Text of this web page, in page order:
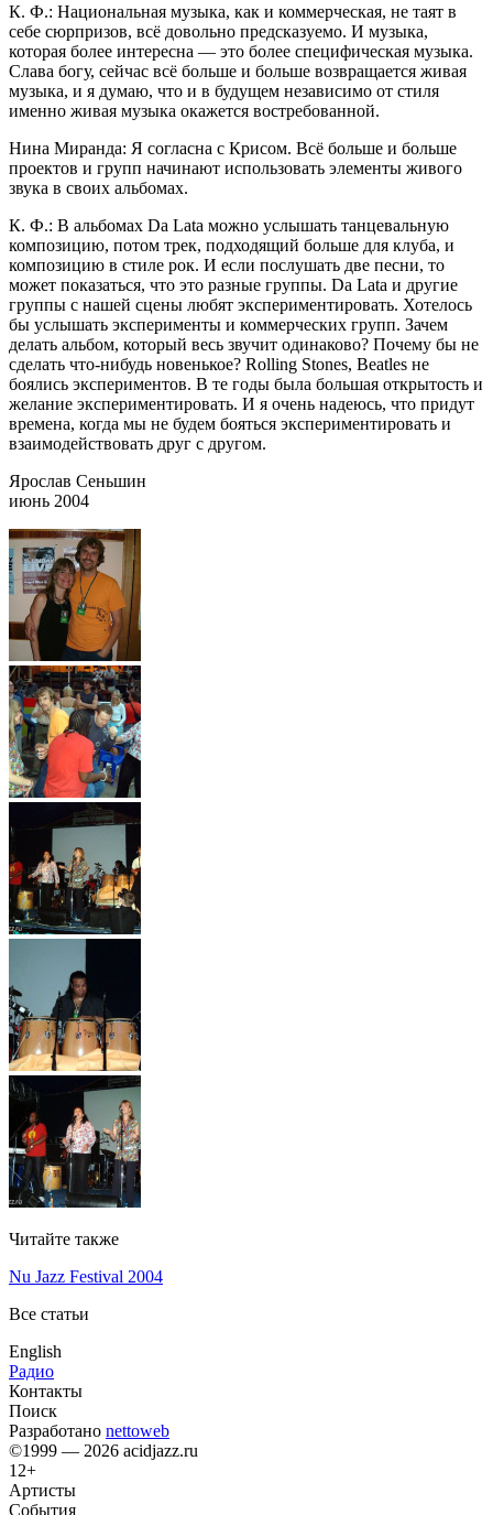
К. Ф.: Национальная музыка, как и коммерческая, не таят в
себе сюрпризов, всё довольно предсказуемо. И музыка,
которая более интересна — это более специфическая музыка.
Слава богу, сейчас всё больше и больше возвращается живая
музыка, и я думаю, что и в будущем независимо от стиля
именно живая музыка окажется востребованной.
Нина Миранда: Я согласна с Крисом. Всё больше и больше
проектов и групп начинают использовать элементы живого
звука в своих альбомах.
К. Ф.: В альбомах Da Lata можно услышать танцевальную
композицию, потом трек, подходящий больше для клуба, и
композицию в стиле рок. И если послушать две песни, то
может показаться, что это разные группы. Da Lata и другие
группы с нашей сцены любят экспериментировать. Хотелось
бы услышать эксперименты и коммерческих групп. Зачем
делать альбом, который весь звучит одинаково? Почему бы не
сделать что-нибудь новенькое? Rolling Stones, Beatles не
боялись экспериментов. В те годы была большая открытость и
желание экспериментировать. И я очень надеюсь, что придут
времена, когда мы не будем бояться экспериментировать и
взаимодействовать друг с другом.
Ярослав Сеньшин
июнь 2004
Читайте также
Nu Jazz Festival 2004
Все статьи
English
Радио
Контакты
Поиск
Разработано nettoweb
©1999 — 2026 acidjazz.ru
12+
Артисты
События